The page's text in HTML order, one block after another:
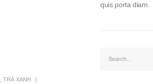
, TRÀ XANH
quis porta diam.